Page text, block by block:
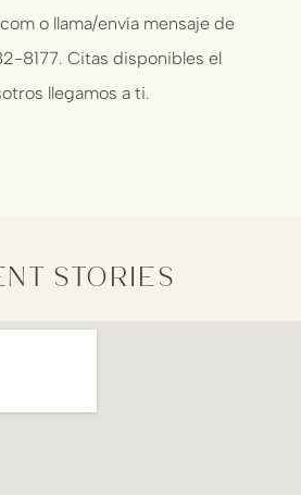
o llama/envía mensaje de
8177. Citas disponibles el
llegamos a ti.
stories